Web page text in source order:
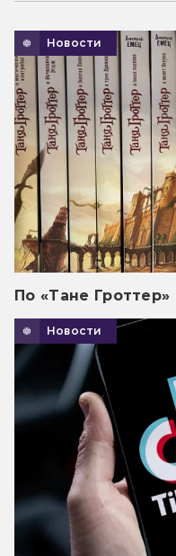
Новости
По «Тане
Новости